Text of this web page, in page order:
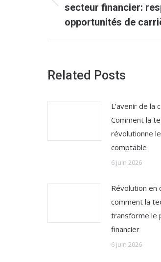
Article
précédent
secteur financier:
opportunités de
Related Posts
L’avenir de la
Comment la
révolutionne
comptable
6 juin 2026
Révolution en
comment la
transforme le
financier
6 juin 2026